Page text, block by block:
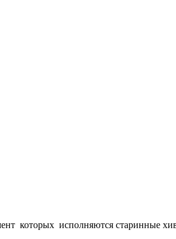
которых исполняются старинные